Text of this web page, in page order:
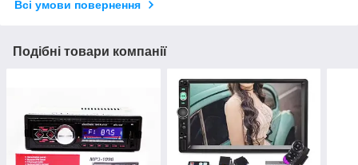
Всі умови повернення
Подібні товари компанії